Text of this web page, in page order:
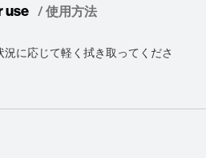
use / 使用方法
に応じて軽く拭き取ってくださ